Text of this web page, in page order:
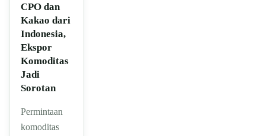
CPO dan
Kakao dari
Indonesia,
Ekspor
Komoditas
Jadi
Sorotan
Permintaan
komoditas